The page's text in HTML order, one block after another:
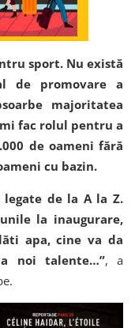
sport. Nu există
de promovare a
majoritatea
fac rolul pentru a
de oameni fără
cu bazin.
de la A la Z.
la inaugurare,
apa, cine va da
noi talente…”, a